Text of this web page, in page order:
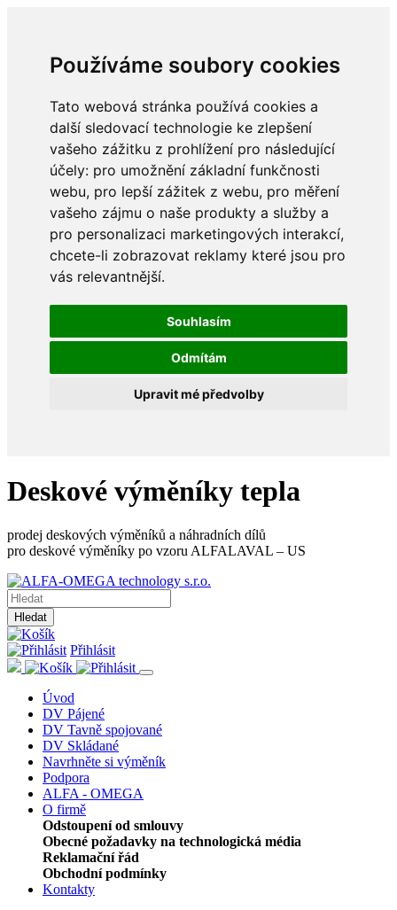
Používáme soubory cookies
Tato webová stránka používá cookies a
další sledovací technologie ke zlepšení
vašeho zážitku z prohlížení pro následující
účely: pro umožnění základní funkčnosti
webu, pro lepší zážitek z webu, pro měření
vašeho zájmu o naše produkty a služby a
pro personalizaci marketingových interakcí,
chcete-li zobrazovat reklamy které jsou pro
vás relevantnější.
Souhlasím
Odmítám
Upravit mé předvolby
Deskové výměníky tepla
prodej deskových výměníků a náhradních dílů
pro deskové výměníky po vzoru ALFALAVAL – US
Hledat
Přihlásit
Úvod
DV Pájené
DV Tavně spojované
DV Skládané
Navrhněte si výměník
Podpora
ALFA - OMEGA
O firmě
Odstoupení od smlouvy
Obecné požadavky na technologická média
Reklamační řád
Obchodní podmínky
Kontakty